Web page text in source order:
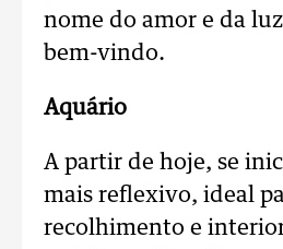
nome do amor e da
bem-vindo.
Aquário
A partir de hoje, se
mais reflexivo, ideal
recolhimento e